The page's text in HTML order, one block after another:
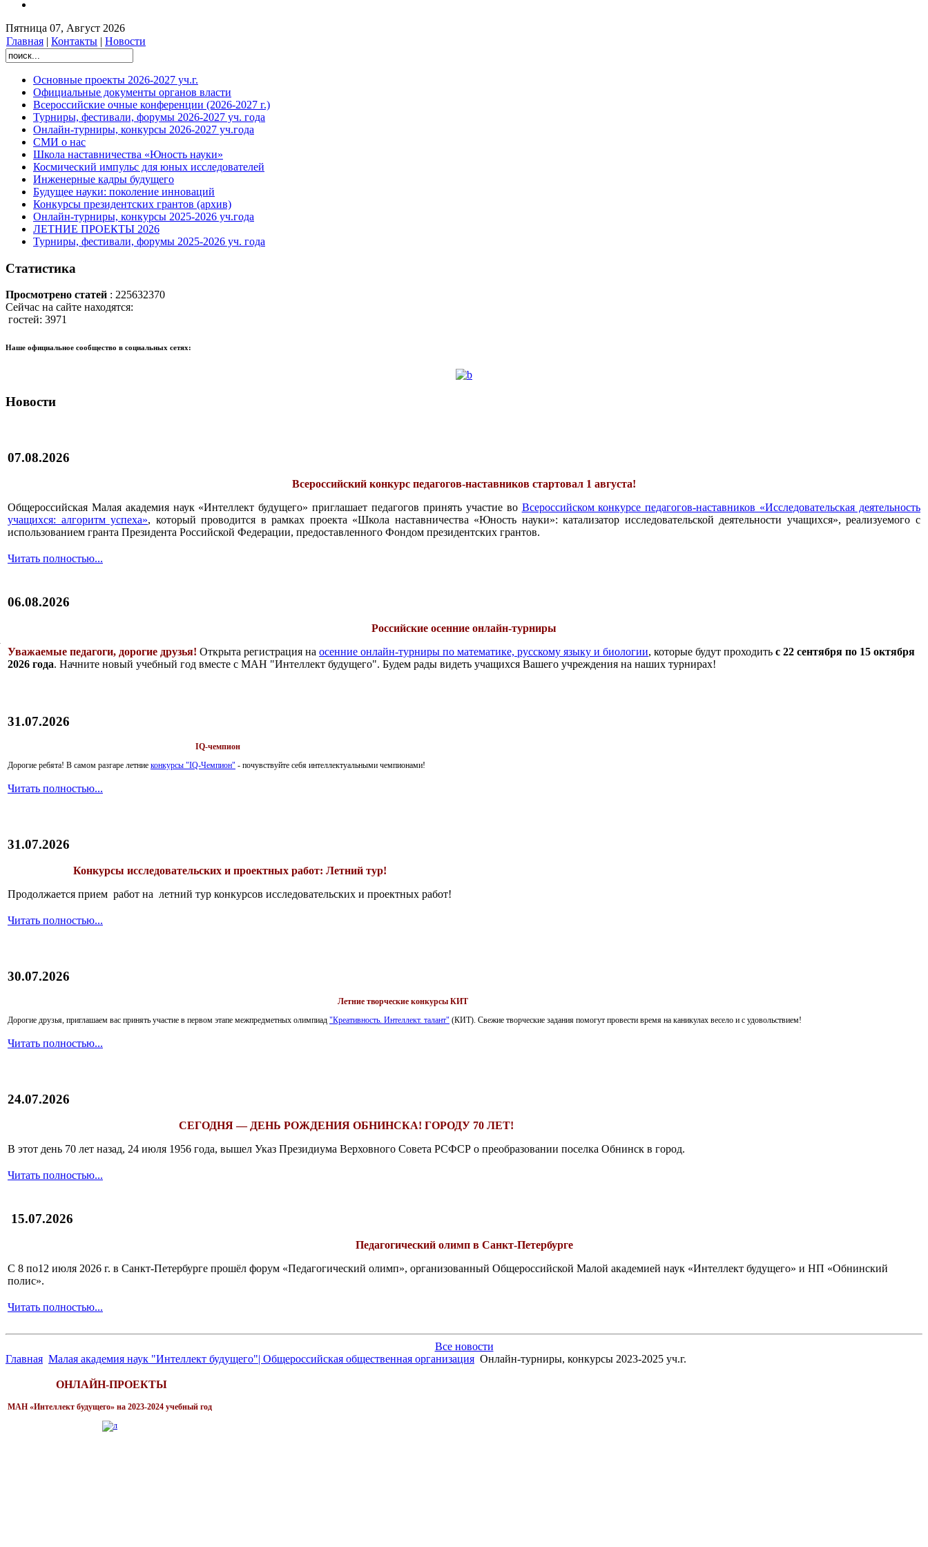
Пятница 07, Август 2026
Главная | Контакты | Новости
Основные проекты 2026-2027 уч.г.
Официальные документы органов власти
Всероссийские очные конференции (2026-2027 г.)
Турниры, фестивали, форумы 2026-2027 уч. года
Онлайн-турниры, конкурсы 2026-2027 уч.года
СМИ о нас
Школа наставничества «Юность науки»
Космический импульс для юных исследователей
Инженерные кадры будущего
Будущее науки: поколение инноваций
Конкурсы президентских грантов (архив)
Онлайн-турниры, конкурсы 2025-2026 уч.года
ЛЕТНИЕ ПРОЕКТЫ 2026
Турниры, фестивали, форумы 2025-2026 уч. года
Статистика
Просмотрено статей : 225632370
Сейчас на сайте находятся:
гостей: 3971
Наше официальное сообщество в социальных сетях:
Новости
07.08.2026
Всероссийский конкурс педагогов-наставников стартовал 1 августа!
Общероссийская Малая академия наук «Интеллект будущего» приглашает педагогов принять участие во Всероссийском конкурсе педагогов-наставников «Исследовательская деятельность
учащихся: алгоритм успеха», который проводится в рамках проекта «Школа наставничества «Юность науки»: катализатор исследовательской деятельности учащихся», реализуемого с
использованием гранта Президента Российской Федерации, предоставленного Фондом президентских грантов.
Читать полностью...
06.08.2026
Российские осенние онлайн-турниры
Уважаемые педагоги, дорогие друзья! Открыта регистрация на осенние онлайн-турниры по математике, русскому языку и биологии, которые будут проходить с 22 сентября по 15 октября
2026 года. Начните новый учебный год вместе с МАН "Интеллект будущего". Будем рады видеть учащихся Вашего учреждения на наших турнирах!
31.07.2026
IQ-чемпион
Дорогие ребята! В самом разгаре летние конкурсы "IQ-Чемпион" - почувствуйте себя интеллектуальными чемпионами!
Читать полностью...
31.07.2026
Конкурсы исследовательских и проектных работ: Летний тур!
Продолжается прием работ на летний тур конкурсов исследовательских и проектных работ!
Читать полностью...
30.07.2026
Летние творческие конкурсы КИТ
Дорогие друзья, приглашаем вас принять участие в первом этапе межпредметных олимпиад "Креативность. Интеллект. талант" (КИТ). Свежие творческие задания помогут провести время на каникулах весело и с удовольствием!
Читать полностью...
24.07.2026
СЕГОДНЯ — ДЕНЬ РОЖДЕНИЯ ОБНИНСКА! ГОРОДУ 70 ЛЕТ!
В этот день 70 лет назад, 24 июля 1956 года, вышел Указ Президиума Верховного Совета РСФСР о преобразовании поселка Обнинск в город.
Читать полностью...
15.07.2026
Педагогический олимп в Санкт-Петербурге
С 8 по12 июля 2026 г. в Санкт-Петербурге прошёл форум «Педагогический олимп», организованный Общероссийской Малой академией наук «Интеллект будущего» и НП «Обнинский
полис».
Читать полностью...
Все новости
Главная Малая академия наук "Интеллект будущего"| Общероссийская общественная организация Онлайн-турниры, конкурсы 2023-2025 уч.г.
ОНЛАЙН-ПРОЕКТЫ
МАН «Интеллект будущего» на 2023-2024 учебный год
конкурс